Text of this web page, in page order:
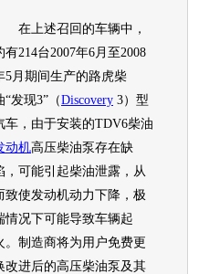
在上述召回 的车辆中，
有214台2007年6月至2008
5月期间生产的路虎柴
“发现3”（Discovery 3）型
车 ，由于安装的TDV6柴油
动机高压柴油泵存在缺
，可能引起柴油泄露，从
致使发动机动力下降，极
情况下可能导致车辆起
。制造商将为用户免费更
改进后的高压柴油泵及其